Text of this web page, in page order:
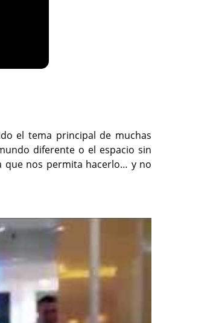
el tema principal de muchas
diferente o el espacio sin
que nos permita hacerlo… y no